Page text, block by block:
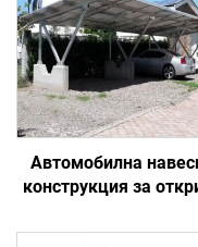
Автомобилна
конструкция за